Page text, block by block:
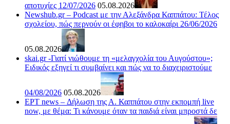
αποτυχίες 12/07/2026 05.08.2026
Newshub.gr – Podcast με την Αλεξάνδρα Καππάτου: Τέλος
σχολείου, πώς περνούν οι έφηβοι το καλοκαίρι 26/06/2026
05.08.2026
skai.gr -Γιατί νιώθουμε τη «μελαγχολία του Αυγούστου»;
Ειδικός εξηγεί τι συμβαίνει και πώς να το διαχειριστούμε
04/08/2026 05.08.2026
ΕΡΤ news – Δήλωση της Α. Καππάτου στην εκπομπή live
now, με θέμα: Τι κάνουμε όταν τα παιδιά είναι μπροστά δε